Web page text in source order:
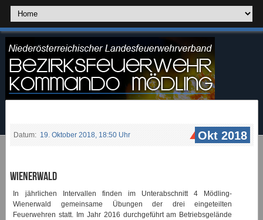
Datum: 19. Oktober 2018, 18:50 Uhr Okt 2018
Wienerwald
In jährlichen Intervallen finden im Unterabschnitt 4 Mödling-
Wienerwald gemeinsame Übungen der drei eingeteilten
Feuerwehren statt. Im Jahr 2016 durchgeführt am Betriebsgelände